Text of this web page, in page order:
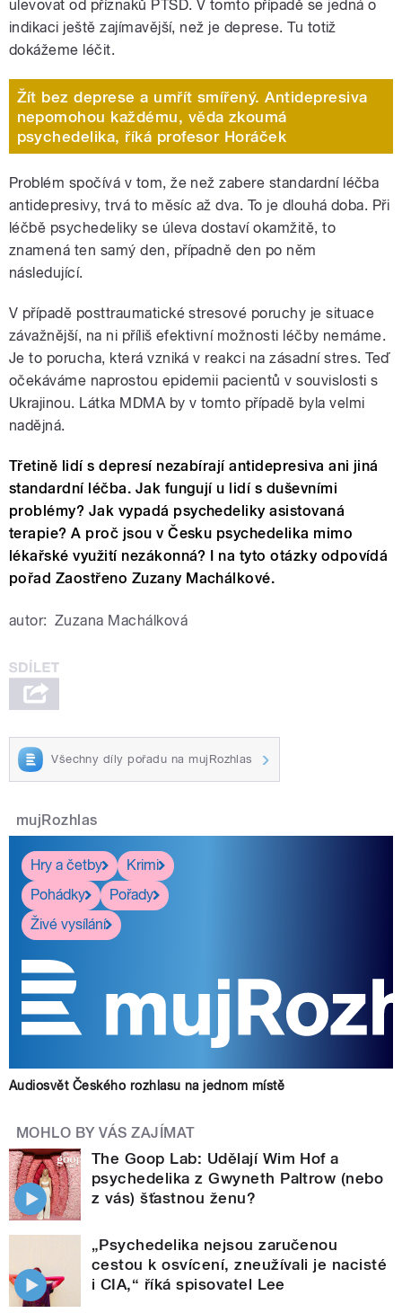
ulevovat od příznaků PTSD. V tomto případě se jedná o
indikaci ještě zajímavější, než je deprese. Tu totiž
dokážeme léčit.
Žít bez deprese a umřít smířený. Antidepresiva
nepomohou každému, věda zkoumá
psychedelika, říká profesor Horáček
Problém spočívá v tom, že než zabere standardní léčba
antidepresivy, trvá to měsíc až dva. To je dlouhá doba. Při
léčbě psychedeliky se úleva dostaví okamžitě, to
znamená ten samý den, případně den po něm
následující.
V případě posttraumatické stresové poruchy je situace
závažnější, na ni příliš efektivní možnosti léčby nemáme.
Je to porucha, která vzniká v reakci na zásadní stres. Teď
očekáváme naprostou epidemii pacientů v souvislosti s
Ukrajinou. Látka MDMA by v tomto případě byla velmi
nadějná.
Třetině lidí s depresí nezabírají antidepresiva ani jiná
standardní léčba. Jak fungují u lidí s duševními
problémy? Jak vypadá psychedeliky asistovaná
terapie? A proč jsou v Česku psychedelika mimo
lékařské využití nezákonná? I na tyto otázky odpovídá
pořad Zaostřeno Zuzany Machálkové.
autor: Zuzana Machálková
Všechny díly pořadu na mujRozhlas
mujRozhlas
Hry a četby
Krimi
Pohádky
Pořady
Živé vysílání
Audiosvět Českého rozhlasu na jednom místě
MOHLO BY VÁS ZAJÍMAT
The Goop Lab: Udělají Wim Hof a
psychedelika z Gwyneth Paltrow (nebo
z vás) šťastnou ženu?
„Psychedelika nejsou zaručenou
cestou k osvícení, zneužívali je nacisté
i CIA,“ říká spisovatel Lee